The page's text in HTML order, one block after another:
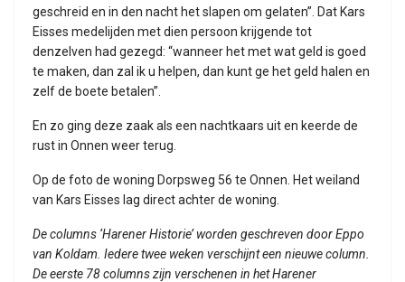
geschreid en in den nacht het slapen om gelaten”. Dat Kars
Eisses medelijden met dien persoon krijgende tot
denzelven had gezegd: “wanneer het met wat geld is goed
te maken, dan zal ik u helpen, dan kunt ge het geld halen en
zelf de boete betalen”.
En zo ging deze zaak als een nachtkaars uit en keerde de
rust in Onnen weer terug.
Op de foto de woning Dorpsweg 56 te Onnen. Het weiland
van Kars Eisses lag direct achter de woning.
De columns ‘Harener Historie’ worden geschreven door Eppo
van Koldam. Iedere twee weken verschijnt een nieuwe column.
De eerste 78 columns zijn verschenen in het Harener